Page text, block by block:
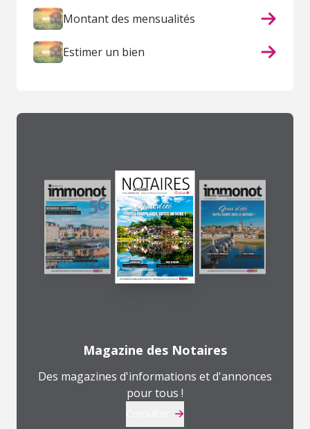
Montant des mensualités
Estimer un bien
Magazine des Notaires
Des magazines d'informations et d'annonces
pour tous !